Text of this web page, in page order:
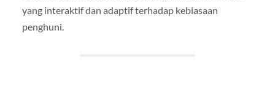
yang interaktif dan adaptif terhadap kebiasaan
penghuni.